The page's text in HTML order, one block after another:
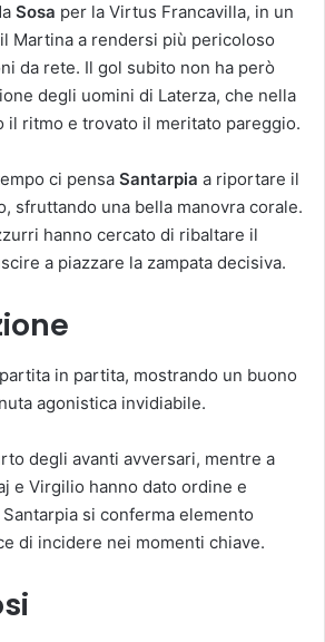
Sosa per la Virtus Francavilla, in un
Martina a rendersi più pericoloso
da rete. Il gol subito non ha però
degli uomini di Laterza, che nella
il ritmo e trovato il meritato pareggio.
ci pensa Santarpia a riportare il
sfruttando una bella manovra corale.
hanno cercato di ribaltare il
a piazzare la zampata decisiva.
in partita, mostrando un buono
agonistica invidiabile.
degli avanti avversari, mentre a
e Virgilio hanno dato ordine e
si conferma elemento
di incidere nei momenti chiave.